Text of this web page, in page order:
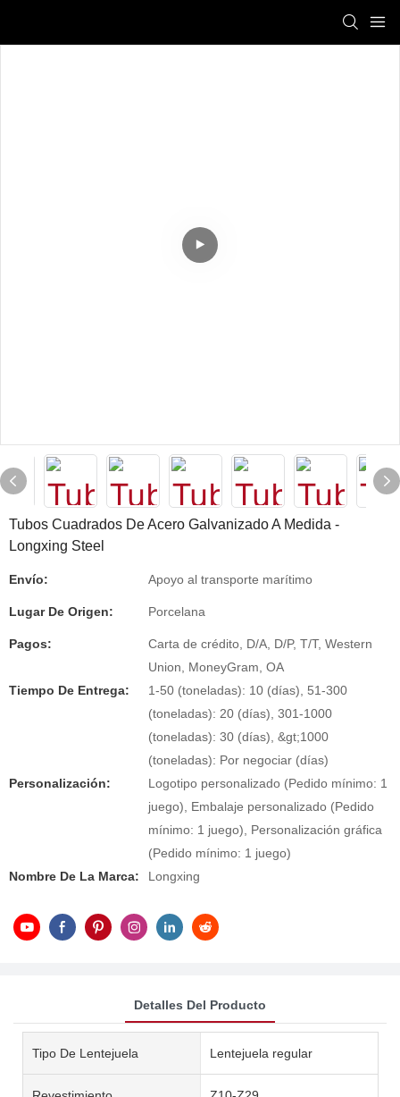
Tubos Cuadrados De Acero Galvanizado A Medida -
Longxing Steel
Envío: Apoyo al transporte marítimo
Lugar De Origen: Porcelana
Pagos:
Carta de crédito, D/A, D/P, T/T, Western
Union, MoneyGram, OA
Tiempo De Entrega:
1-50 (toneladas): 10 (días), 51-300
(toneladas): 20 (días), 301-1000
(toneladas): 30 (días), &gt;1000
(toneladas): Por negociar (días)
Personalización:
Logotipo personalizado (Pedido mínimo: 1
juego), Embalaje personalizado (Pedido
mínimo: 1 juego), Personalización gráfica
(Pedido mínimo: 1 juego)
Nombre De La Marca:
Longxing
Detalles Del Producto
Tipo De Lentejuela Lentejuela regular